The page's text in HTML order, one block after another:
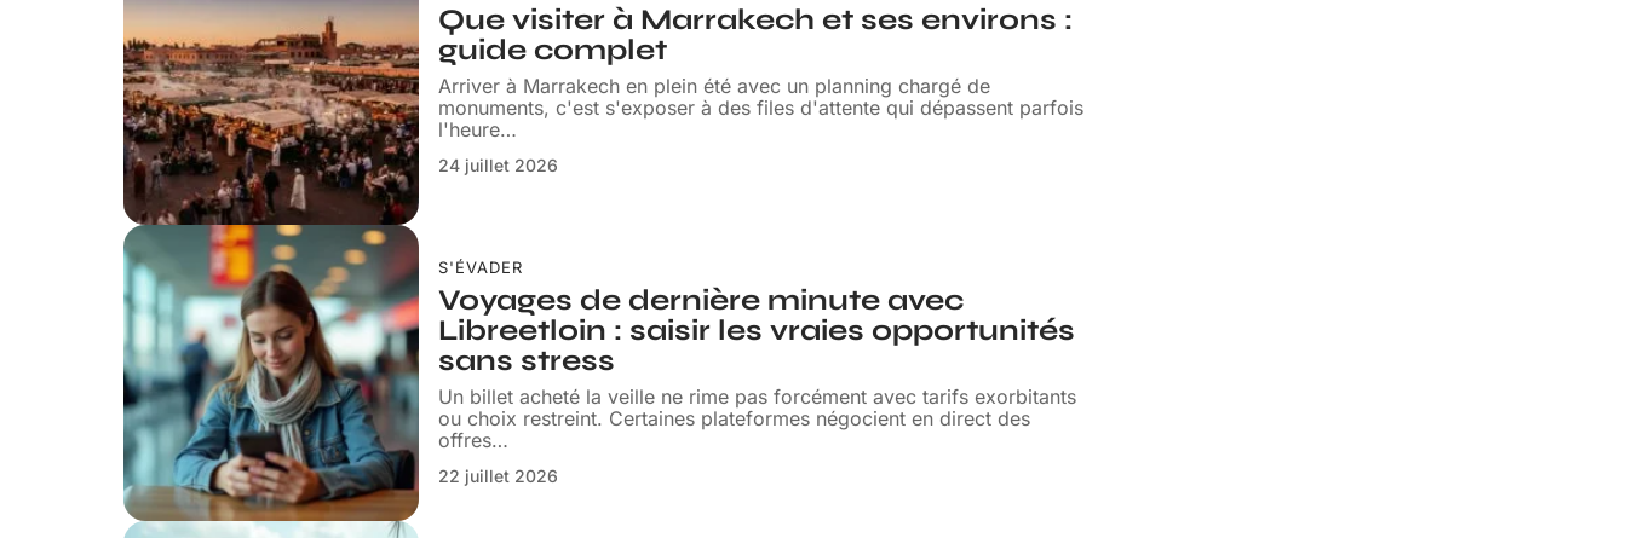
Que visiter à Marrakech et ses environs :
guide complet
Arriver à Marrakech en plein été avec un planning chargé de
monuments, c'est s'exposer à des files d'attente qui dépassent parfois
l'heure…
24 juillet 2026
S'ÉVADER
Voyages de dernière minute avec
Libreetloin : saisir les vraies opportunités
sans stress
Un billet acheté la veille ne rime pas forcément avec tarifs exorbitants
ou choix restreint. Certaines plateformes négocient en direct des
offres…
22 juillet 2026